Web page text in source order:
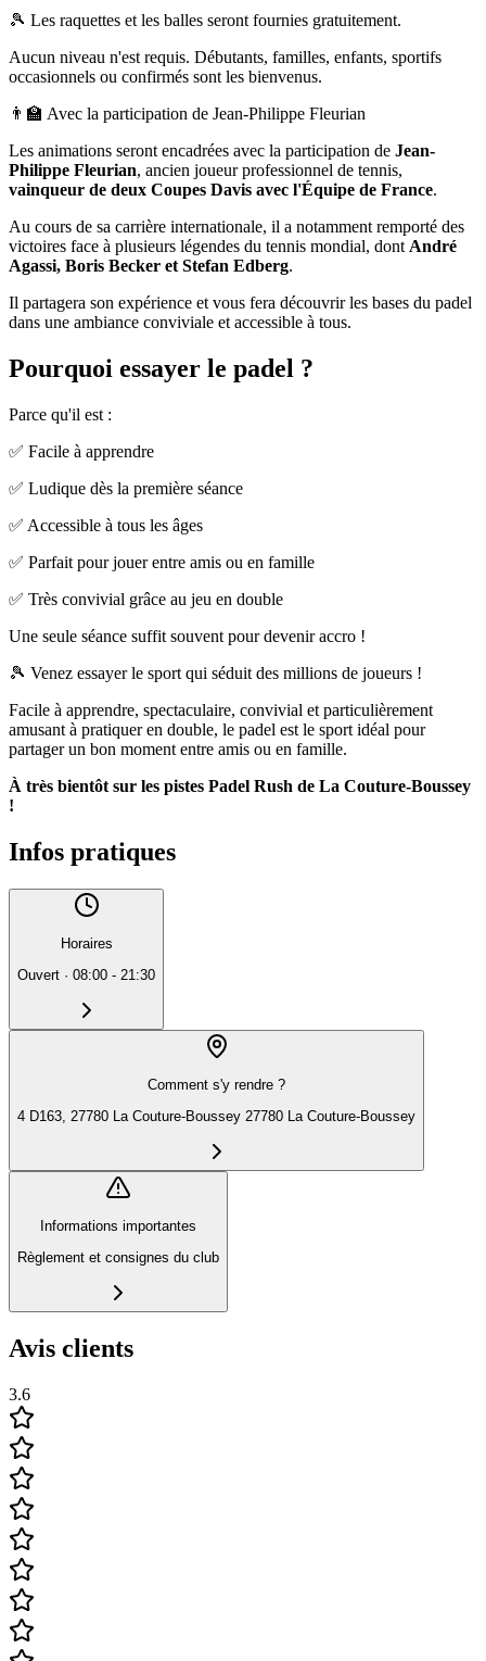
🎾 Les raquettes et les balles seront fournies gratuitement.
Aucun niveau n'est requis. Débutants, familles, enfants, sportifs
occasionnels ou confirmés sont les bienvenus.
👨‍🏫 Avec la participation de Jean-Philippe Fleurian
Les animations seront encadrées avec la participation de Jean-
Philippe Fleurian, ancien joueur professionnel de tennis,
vainqueur de deux Coupes Davis avec l'Équipe de France.
Au cours de sa carrière internationale, il a notamment remporté des
victoires face à plusieurs légendes du tennis mondial, dontAndré
Agassi, Boris Becker et Stefan Edberg.
Il partagera son expérience et vous fera découvrir les bases du padel
dans une ambiance conviviale et accessible à tous.
Pourquoi essayer le padel ?
Parce qu'il est :
✅ Facile à apprendre
✅ Ludique dès la première séance
✅ Accessible à tous les âges
✅ Parfait pour jouer entre amis ou en famille
✅ Très convivial grâce au jeu en double
Une seule séance suffit souvent pour devenir accro !
🎾 Venez essayer le sport qui séduit des millions de joueurs !
Facile à apprendre, spectaculaire, convivial et particulièrement
amusant à pratiquer en double, le padel est le sport idéal pour
partager un bon moment entre amis ou en famille.
À très bientôt sur les pistes Padel Rush de La Couture-Boussey
!
Infos pratiques
Horaires
Ouvert · 08:00 - 21:30
Comment s'y rendre ?
4 D163, 27780 La Couture-Boussey 27780 La Couture-Boussey
Informations importantes
Règlement et consignes du club
Avis clients
3.6